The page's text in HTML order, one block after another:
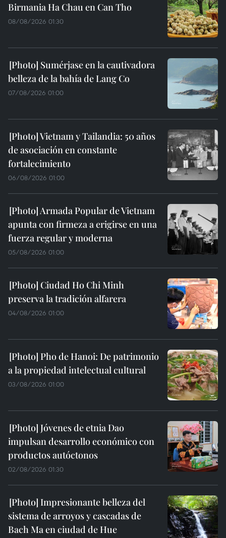
Birmania Ha Chau en Can Tho
08/08/2026 01:30
Sumérjase en la cautivadora
belleza de la bahía de Lang Co
07/08/2026 01:00
Vietnam y Tailandia: 50 años
de asociación en constante
fortalecimiento
06/08/2026 01:00
Armada Popular de Vietnam
apunta con firmeza a erigirse en una
fuerza regular y moderna
05/08/2026 01:00
Ciudad Ho Chi Minh
preserva la tradición alfarera
04/08/2026 01:00
Pho de Hanoi: De patrimonio
a la propiedad intelectual cultural
03/08/2026 01:00
Jóvenes de etnia Dao
impulsan desarrollo económico con
productos autóctonos
02/08/2026 01:30
Impresionante belleza del
sistema de arroyos y cascadas de
Bach Ma en ciudad de Hue